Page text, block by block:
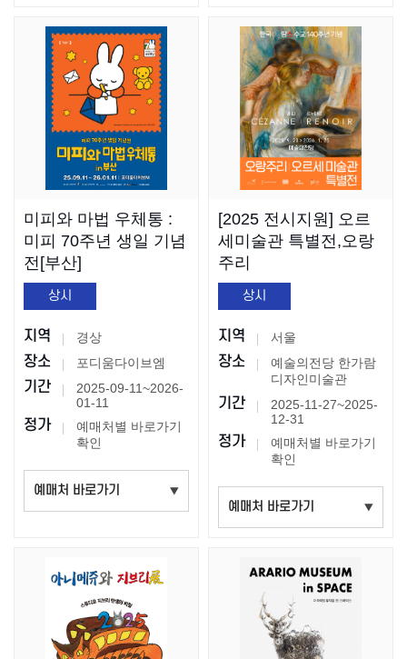
미피와 마법 우체통 :
미피 70주년 생일 기념
전[부산]
상시
지역 경상
장소 포디움다이브엠
기간
2025-09-11~2026-
01-11
정가
예매처별 바로가기
확인
[2025 전시지원] 오르
세미술관 특별전,오랑
주리
상시
지역 서울
장소
예술의전당 한가람
디자인미술관
기간
2025-11-27~2025-
12-31
정가
예매처별 바로가기
확인